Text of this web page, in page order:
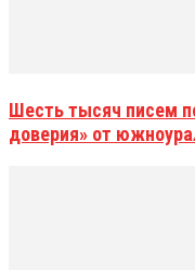
Шесть тысяч писем
доверия» от